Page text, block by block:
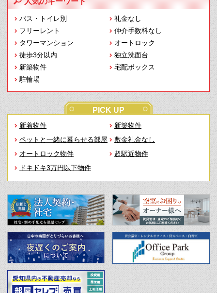
バス・トイレ別
礼金なし
フリーレント
仲介手数料なし
タワーマンション
オートロック
徒歩3分以内
独立洗面台
新築物件
宅配ボックス
駐輪場
PICK UP
新着物件
新築物件
ペットと一緒に暮らせる部屋
敷金礼金なし
オートロック物件
超駅近物件
ドキドキ3万円以下物件